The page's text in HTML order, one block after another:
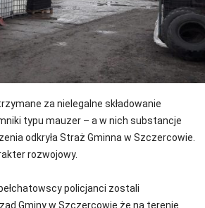
za nielegalne składowanie
typu mauzer – a w nich substancje
odkryła Straż Gminna w Szczercowie.
rozwojowy.
policjanci zostali
Gminy w Szczercowie że na terenie